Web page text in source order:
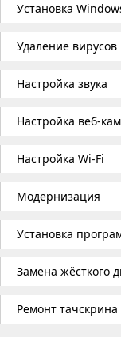
Установка
Удаление вирусов
Настройка звука
Настройка веб-
Настройка Wi-Fi
Модернизация
Установка
Замена жёсткого
Ремонт тачскрина